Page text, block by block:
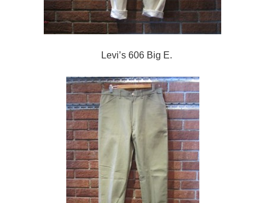
Levi’s 606 Big E.